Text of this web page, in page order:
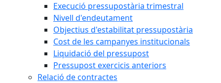
Execució pressupostària trimestral
Nivell d'endeutament
Objectius d'estabilitat pressupostària
Cost de les campanyes institucionals
Liquidació del pressupost
Pressupost exercicis anteriors
Relació de contractes